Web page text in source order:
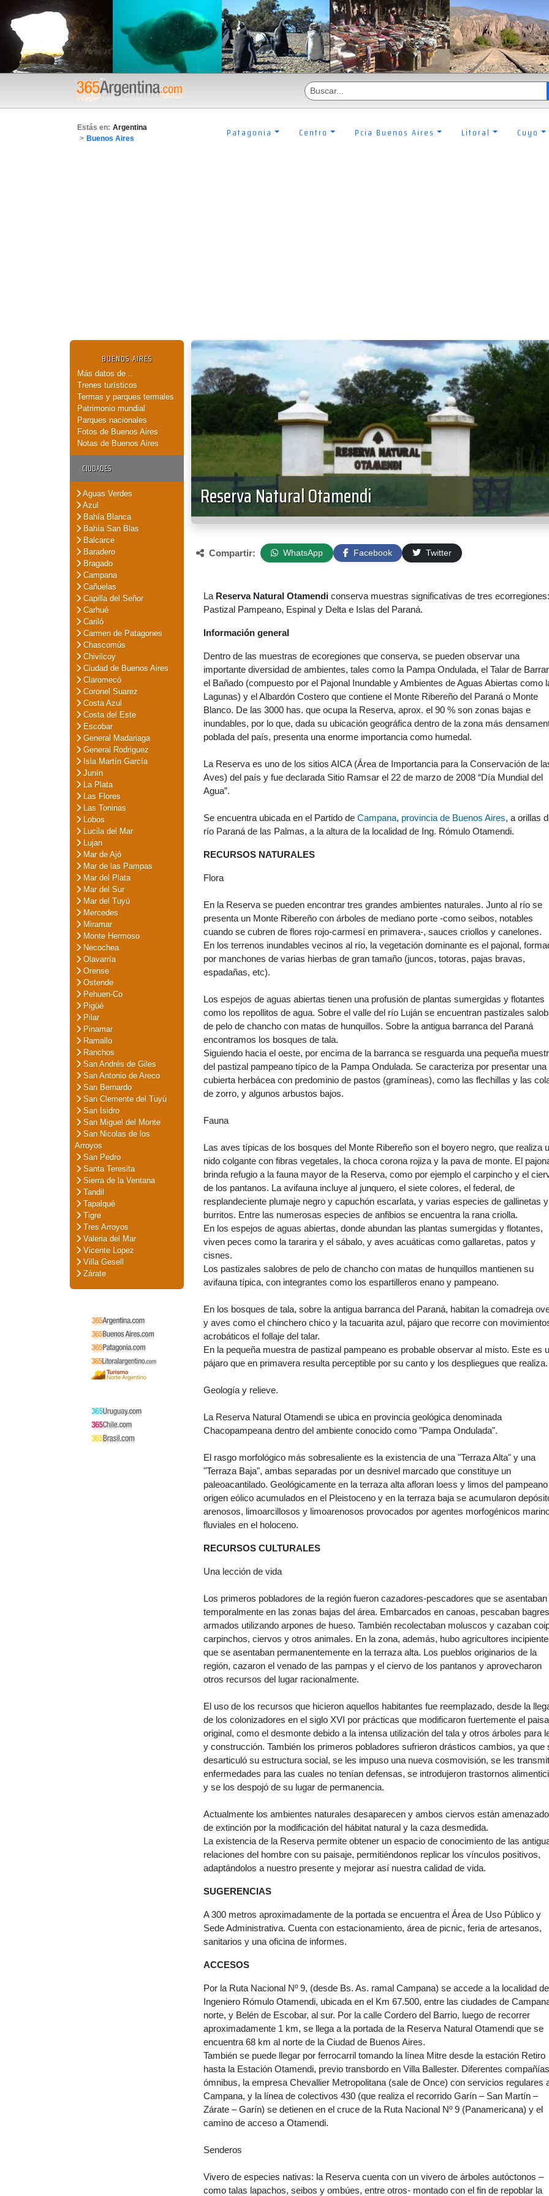
Estás en: Argentina
> Buenos Aires Patagonia Centro Pcia Buenos Aires Litoral Cuyo
BUENOS AIRES
Más datos de ..
Trenes turísticos
Termas y parques termales
Patrimonio mundial
Parques nacionales
Fotos de Buenos Aires
Notas de Buenos Aires
CIUDADES
Aguas Verdes
Azul
Bahía Blanca
Bahía San Blas
Balcarce
Baradero
Bragado
Campana
Cañuelas
Capilla del Señor
Carhué
Cariló
Carmen de Patagones
Chascomús
Chivilcoy
Ciudad de Buenos Aires
Claromecó
Coronel Suarez
Costa Azul
Costa del Este
Escobar
General Madariaga
General Rodriguez
Isla Martín García
Junín
La Plata
Las Flores
Las Toninas
Lobos
Lucila del Mar
Lujan
Mar de Ajó
Mar de las Pampas
Mar del Plata
Mar del Sur
Mar del Tuyú
Mercedes
Miramar
Monte Hermoso
Necochea
Olavarría
Orense
Ostende
Pehuen-Co
Pigüé
Pilar
Pinamar
Ramallo
Ranchos
San Andrés de Giles
San Antonio de Areco
San Bernardo
San Clemente del Tuyú
San Isidro
San Miguel del Monte
San Nicolas de los
Arroyos
San Pedro
Santa Teresita
Sierra de la Ventana
Tandil
Tapalqué
Tigre
Tres Arroyos
Valeria del Mar
Vicente Lopez
Villa Gesell
Zárate
Reserva Natural Otamendi
Compartir: WhatsApp Facebook Twitter
La Reserva Natural Otamendi conserva muestras significativas de tres
Pastizal Pampeano, Espinal y Delta e Islas del Paraná.
Información general
Dentro de las muestras de ecoregiones que conserva, se pueden observar una
importante diversidad de ambientes, tales como la Pampa Ondulada, el Talar de
el Bañado (compuesto por el Pajonal Inundable y Ambientes de Aguas Abiertas como
Lagunas) y el Albardón Costero que contiene el Monte Ribereño del Paraná o Monte
Blanco. De las 3000 has. que ocupa la Reserva, aprox. el 90 % son zonas bajas e
inundables, por lo que, dada su ubicación geográfica dentro de la zona más
poblada del país, presenta una enorme importancia como humedal.
La Reserva es uno de los sitios AICA (Área de Importancia para la Conservación de
Aves) del país y fue declarada Sitio Ramsar el 22 de marzo de 2008 “Día Mundial del
Agua”.
Se encuentra ubicada en el Partido de Campana, provincia de Buenos Aires, a orillas
río Paraná de las Palmas, a la altura de la localidad de Ing. Rómulo Otamendi.
RECURSOS NATURALES
Flora
En la Reserva se pueden encontrar tres grandes ambientes naturales. Junto al río se
presenta un Monte Ribereño con árboles de mediano porte -como seibos, notables
cuando se cubren de flores rojo-carmesí en primavera-, sauces criollos y canelones.
En los terrenos inundables vecinos al río, la vegetación dominante es el pajonal,
por manchones de varias hierbas de gran tamaño (juncos, totoras, pajas bravas,
espadañas, etc).
Los espejos de aguas abiertas tienen una profusión de plantas sumergidas y flotantes
como los repollitos de agua. Sobre el valle del río Luján se encuentran pastizales
de pelo de chancho con matas de hunquillos. Sobre la antigua barranca del Paraná
encontramos los bosques de tala.
Siguiendo hacia el oeste, por encima de la barranca se resguarda una pequeña
del pastizal pampeano típico de la Pampa Ondulada. Se caracteriza por presentar una
cubierta herbácea con predominio de pastos (gramíneas), como las flechillas y las
de zorro, y algunos arbustos bajos.
Fauna
Las aves típicas de los bosques del Monte Ribereño son el boyero negro, que realiza
nido colgante con fibras vegetales, la choca corona rojiza y la pava de monte. El
brinda refugio a la fauna mayor de la Reserva, como por ejemplo el carpincho y el
de los pantanos. La avifauna incluye al junquero, el siete colores, el federal, de
resplandeciente plumaje negro y capuchón escarlata, y varias especies de gallinetas y
burritos. Entre las numerosas especies de anfibios se encuentra la rana criolla.
En los espejos de aguas abiertas, donde abundan las plantas sumergidas y flotantes,
viven peces como la tararira y el sábalo, y aves acuáticas como gallaretas, patos y
cisnes.
Los pastizales salobres de pelo de chancho con matas de hunquillos mantienen su
avifauna típica, con integrantes como los espartilleros enano y pampeano.
En los bosques de tala, sobre la antigua barranca del Paraná, habitan la comadreja
y aves como el chinchero chico y la tacuarita azul, pájaro que recorre con
acrobáticos el follaje del talar.
En la pequeña muestra de pastizal pampeano es probable observar al misto. Este es
pájaro que en primavera resulta perceptible por su canto y los despliegues que realiza.
Geología y relieve.
La Reserva Natural Otamendi se ubica en provincia geológica denominada
Chacopampeana dentro del ambiente conocido como "Pampa Ondulada".
El rasgo morfológico más sobresaliente es la existencia de una "Terraza Alta" y una
"Terraza Baja", ambas separadas por un desnivel marcado que constituye un
paleoacantilado. Geológicamente en la terraza alta afloran loess y limos del
origen eólico acumulados en el Pleistoceno y en la terraza baja se acumularon
arenosos, limoarcillosos y limoarenosos provocados por agentes morfogénicos
fluviales en el holoceno.
RECURSOS CULTURALES
Una lección de vida
Los primeros pobladores de la región fueron cazadores-pescadores que se asentaban
temporalmente en las zonas bajas del área. Embarcados en canoas, pescaban
armados utilizando arpones de hueso. También recolectaban moluscos y cazaban
carpinchos, ciervos y otros animales. En la zona, además, hubo agricultores
que se asentaban permanentemente en la terraza alta. Los pueblos originarios de la
región, cazaron el venado de las pampas y el ciervo de los pantanos y aprovecharon
otros recursos del lugar racionalmente.
El uso de los recursos que hicieron aquellos habitantes fue reemplazado, desde la
de los colonizadores en el siglo XVI por prácticas que modificaron fuertemente el
original, como el desmonte debido a la intensa utilización del tala y otros árboles para
y construcción. También los primeros pobladores sufrieron drásticos cambios, ya que
desarticuló su estructura social, se les impuso una nueva cosmovisión, se les
enfermedades para las cuales no tenían defensas, se introdujeron trastornos
y se los despojó de su lugar de permanencia.
Actualmente los ambientes naturales desaparecen y ambos ciervos están
de extinción por la modificación del hábitat natural y la caza desmedida.
La existencia de la Reserva permite obtener un espacio de conocimiento de las
relaciones del hombre con su paisaje, permitiéndonos replicar los vínculos positivos,
adaptándolos a nuestro presente y mejorar así nuestra calidad de vida.
SUGERENCIAS
A 300 metros aproximadamente de la portada se encuentra el Área de Uso Público y
Sede Administrativa. Cuenta con estacionamiento, área de picnic, feria de artesanos,
sanitarios y una oficina de informes.
ACCESOS
Por la Ruta Nacional Nº 9, (desde Bs. As. ramal Campana) se accede a la localidad de
Ingeniero Rómulo Otamendi, ubicada en el Km 67.500, entre las ciudades de
norte, y Belén de Escobar, al sur. Por la calle Cordero del Barrio, luego de recorrer
aproximadamente 1 km, se llega a la portada de la Reserva Natural Otamendi que se
encuentra 68 km al norte de la Ciudad de Buenos Aires.
También se puede llegar por ferrocarril tomando la línea Mitre desde la estación Retiro
hasta la Estación Otamendi, previo transbordo en Villa Ballester. Diferentes
ómnibus, la empresa Chevallier Metropolitana (sale de Once) con servicios regulares
Campana, y la línea de colectivos 430 (que realiza el recorrido Garín – San Martín –
Zárate – Garín) se detienen en el cruce de la Ruta Nacional Nº 9 (Panamericana) y el
camino de acceso a Otamendi.
Senderos
Vivero de especies nativas: la Reserva cuenta con un vivero de árboles autóctonos –
como talas lapachos, seibos y ombúes, entre otros- montado con el fin de repoblar la